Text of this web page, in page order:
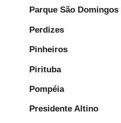
Parque São Domingos
Perdizes
Pinheiros
Pirituba
Pompéia
Presidente Altino